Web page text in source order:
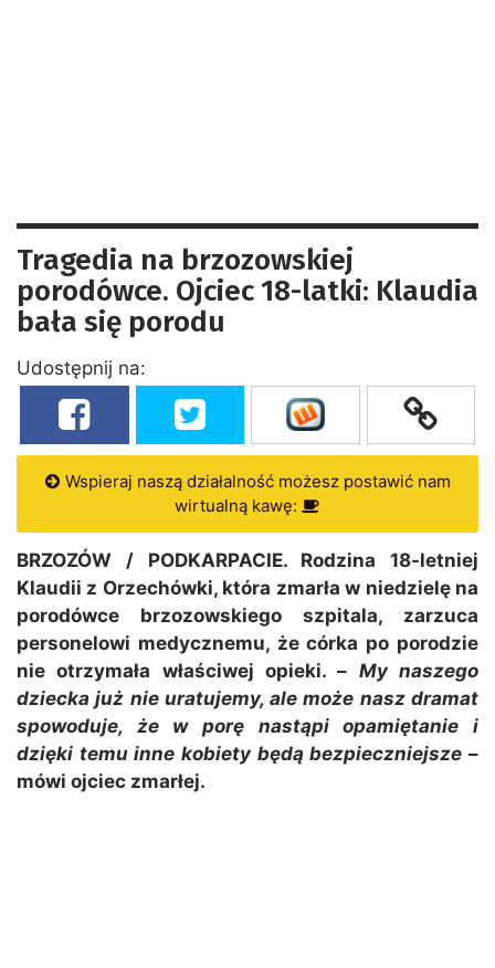
Tragedia na brzozowskiej
porodówce. Ojciec 18-latki: Klaudia
bała się porodu
Udostępnij na:
Wspieraj naszą działalność możesz postawić nam
wirtualną kawę:
BRZOZÓW / PODKARPACIE. Rodzina 18-letniej
Klaudii z Orzechówki, która zmarła w niedzielę na
porodówce brzozowskiego szpitala, zarzuca
personelowi medycznemu, że córka po porodzie
nie otrzymała właściwej opieki. – My naszego
dziecka już nie uratujemy, ale może nasz dramat
spowoduje, że w porę nastąpi opamiętanie i
dzięki temu inne kobiety będą bezpieczniejsze –
mówi ojciec zmarłej.